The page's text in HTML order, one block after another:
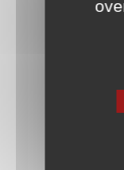
Black on
Couleur
Matière